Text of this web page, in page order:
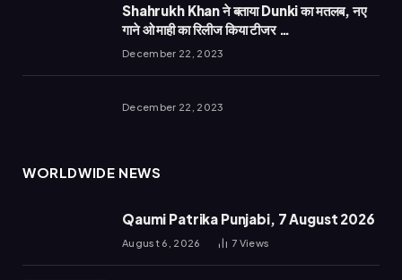
Shahrukh Khan ने बताया Dunki का मतलब, नए
गाने ओ माही का रिलीज किया टीजर …
December 22, 2023
December 22, 2023
WORLDWIDE NEWS
Qaumi Patrika Punjabi, 7 August 2026
August 6, 2026 7 Views